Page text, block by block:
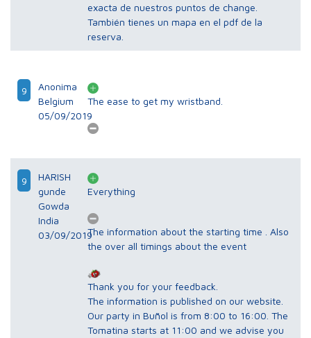
exacta de nuestros puntos de change.
También tienes un mapa en el pdf de la
reserva.
9
Anonima
Belgium
05/09/2019
The ease to get my wristband.
9
HARISH
gunde
Gowda
India
03/09/2019
Everything
The information about the starting time . Also
the over all timings about the event
Thank you for your feedback.
The information is published on our website.
Our party in Buñol is from 8:00 to 16:00. The
Tomatina starts at 11:00 and we advise you